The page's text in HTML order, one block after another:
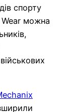
спорту
Wear можна